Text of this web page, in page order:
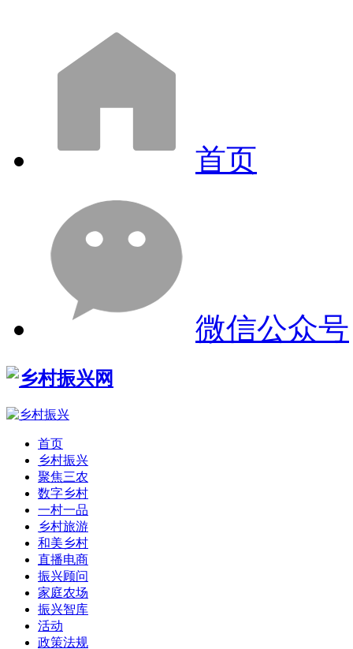
首页
微信公众号
首页
乡村振兴
聚焦三农
数字乡村
一村一品
乡村旅游
和美乡村
直播电商
振兴顾问
家庭农场
振兴智库
活动
政策法规